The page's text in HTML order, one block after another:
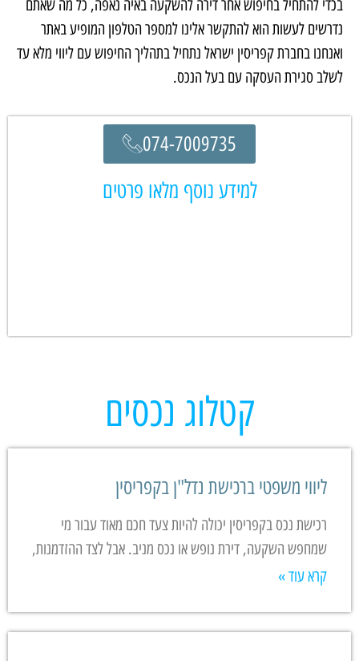
בכדי להתחיל בחיפוש אחר דירה להשקעה באיה נאפה, כל מה שאתם
נדרשים לעשות הוא להתקשר אלינו למספר הטלפון המופיע באתר
ואנחנו בחברת קפריסין ישראל נתחיל בתהליך החיפוש עם ליווי מלא עד
לשלב סגירת העסקה עם בעל הנכס.
074-7009735
למידע נוסף מלאו פרטים
קטלוג נכסים
ליווי משפטי ברכישת נדל"ן בקפריסין
רכישת נכס בקפריסין יכולה להיות צעד חכם מאוד עבור מי
שמחפש השקעה, דירת נופש או נכס מניב. אבל לצד ההזדמנות,
קרא עוד »